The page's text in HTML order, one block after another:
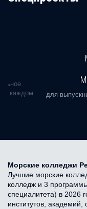
в каждом
для
Морские колледжи
Лучшие морские
колледж и 3
специалитета) в 2026
институтов, академий,